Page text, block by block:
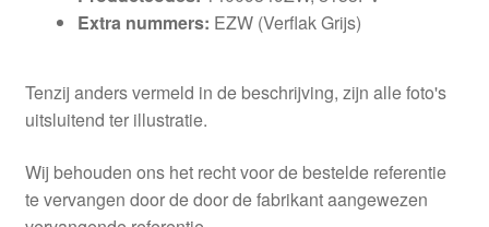
Extra nummers: EZW (Verflak Grijs)
Tenzij anders vermeld in de beschrijving, zijn alle foto's
uitsluitend ter illustratie.
Wij behouden ons het recht voor de bestelde referentie
te vervangen door de door de fabrikant aangewezen